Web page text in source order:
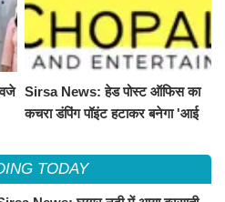
Sirsa News: हेड पोस्ट ऑफिस का
कचरा डंपिंग पॉइंट हटाकर बनेगा 'आई
TODAY